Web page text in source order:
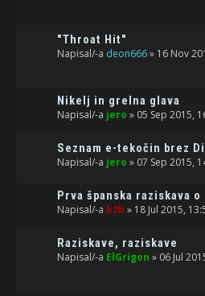
"Throat Hit"
Napisal/-a deon666» 16 Nov
Nikelj in grelna glava
Napisal/-a jero » 05 Sep 2015,
Seznam e-tekočin brez
Napisal/-a jero » 07 Sep 2015,
Prva španska raziskava
Napisal/-a k2b » 18 Jul 2015,
Raziskave, raziskave
Napisal/-a ElGrigon » 06 Jul